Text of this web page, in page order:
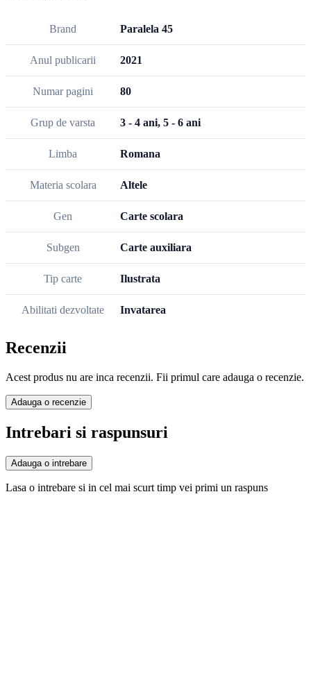
Brand Paralela 45
Anul publicarii 2021
Numar pagini 80
Grup de varsta 3 - 4 ani, 5 - 6 ani
Limba Romana
Materia scolara Altele
Gen Carte scolara
Subgen Carte auxiliara
Tip carte Ilustrata
Abilitati dezvoltate Invatarea
Recenzii
Acest produs nu are inca recenzii. Fii primul care adauga o recenzie.
Adauga o recenzie
Intrebari si raspunsuri
Adauga o intrebare
Lasa o intrebare si in cel mai scurt timp vei primi un raspuns